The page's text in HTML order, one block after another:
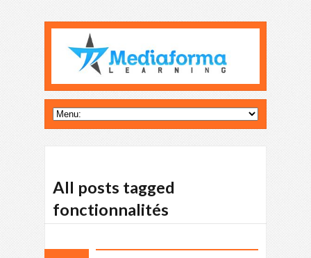
All posts tagged
fonctionnalités